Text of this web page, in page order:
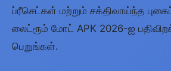
ப்ரீசெட்கள் மற்றும் சக்திவாய்ந்த
லைட்ரூம் மோட் APK 2026-ஐ
பெறுங்கள்.